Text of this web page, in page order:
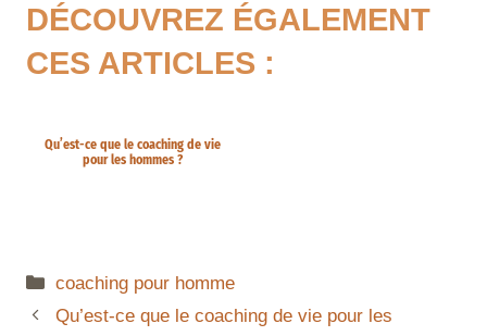
DÉCOUVREZ ÉGALEMENT
CES ARTICLES :
Qu’est-ce que le coaching de vie
pour les hommes ?
coaching pour homme
Qu’est-ce que le coaching de vie pour les